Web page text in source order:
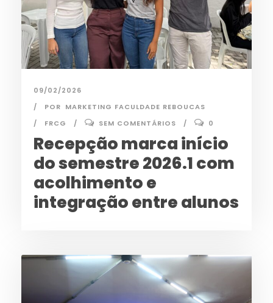
09/02/2026
POR MARKETING FACULDADE REBOUCAS
FRCG
SEM COMENTÁRIOS 0
Recepção marca início
do semestre 2026.1 com
acolhimento e
integração entre alunos